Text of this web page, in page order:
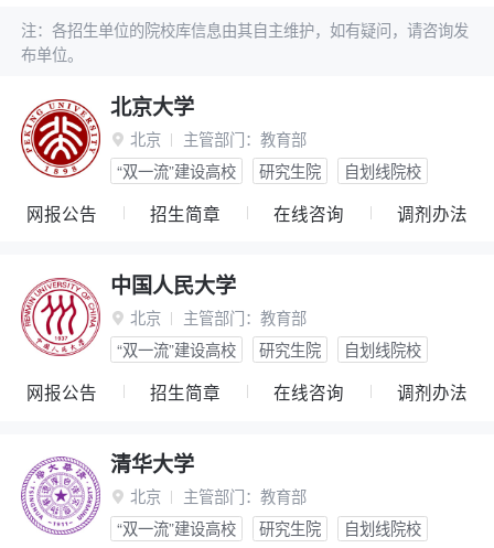
注：各招生单位的院校库信息由其自主维护，如有疑问，请咨询发
布单位。
北京大学
 北京 主管部门： 教育部
“双一流”建设高校
研究生院 自划线院校
网报公告 招生简章 在线咨询 调剂办法
中国人民大学
 北京 主管部门： 教育部
“双一流”建设高校
研究生院 自划线院校
网报公告 招生简章 在线咨询 调剂办法
清华大学
 北京 主管部门： 教育部
“双一流”建设高校
研究生院 自划线院校